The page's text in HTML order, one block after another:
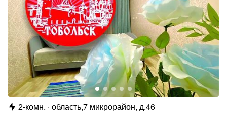
2-комн. область,7 микрорайон, д.46